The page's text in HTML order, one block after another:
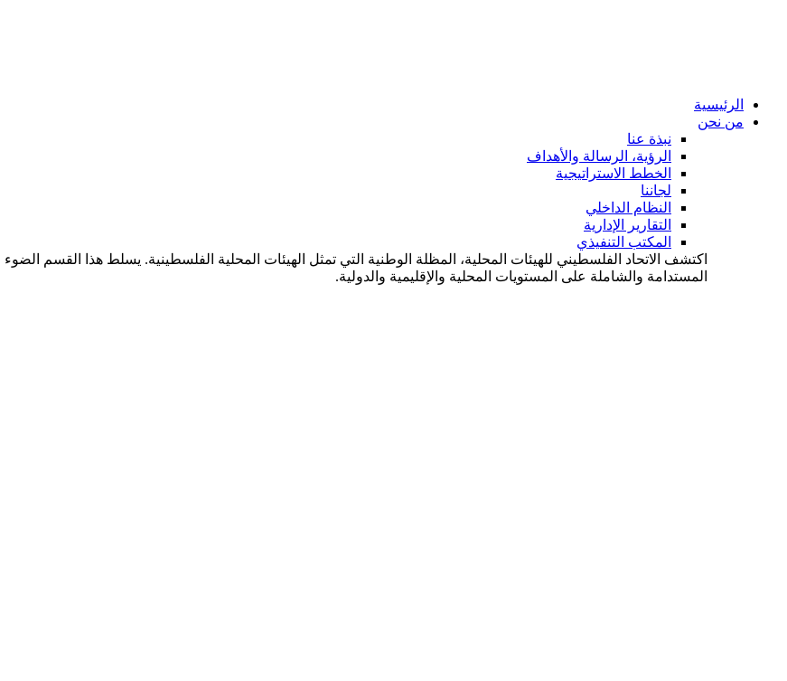
الرئيسية
من نحن
نبذة عنا
الرؤية، الرسالة والأهداف
الخطط الاستراتيجية
لجاننا
النظام الداخلي
التقارير الإدارية
المكتب التنفيذي
اكتشف الاتحاد الفلسطيني للهيئات المحلية، المظلة الوطنية التي تمثل الهيئات المحلية الفلسطينية. يسلط هذا القسم
المستدامة والشاملة على المستويات المحلية والإقليمية والدولية.